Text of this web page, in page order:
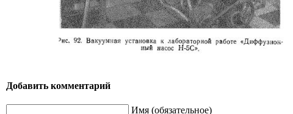
Добавить комментарий
Имя (обязательное)